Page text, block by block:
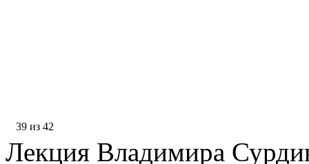
39 из 42
Лекция Владимира